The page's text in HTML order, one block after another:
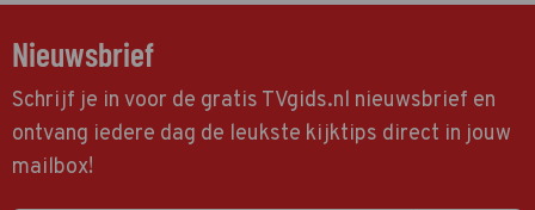
Nieuwsbrief
Schrijf je in voor de gratis TVgids.nl nieuwsbrief en
ontvang iedere dag de leukste kijktips direct in jouw
mailbox!